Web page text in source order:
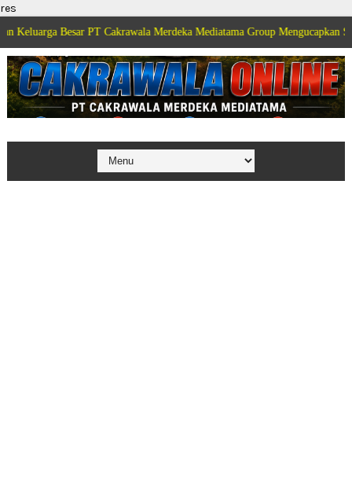
res
PT Cakrawala Merdeka Mediatama Group Mengucapkan Selamat